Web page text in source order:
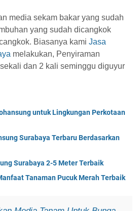
media sekam bakar yang sudah
yang sudah dicangkok
Biasanya kami Jasa
melakukan, Penyiraman
dan 2 kali seminggu diguyur
untuk Lingkungan Perkotaan
Surabaya Terbaru Berdasarkan
Surabaya 2-5 Meter Terbaik
Tanaman Pucuk Merah Terbaik